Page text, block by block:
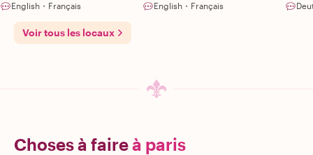
English・Français English・Français
Voir tous les locaux
Choses à faireà paris